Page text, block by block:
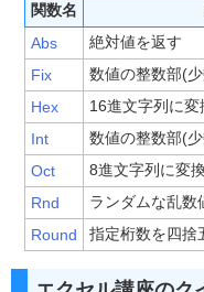
関数名
Abs
絶対値を返す
Fix
数値の整数部(
Hex
16進文字列に変
Int
数値の整数部(
Oct
8進文字列に変
Rnd
ランダムな乱数
Round
指定桁数を四捨